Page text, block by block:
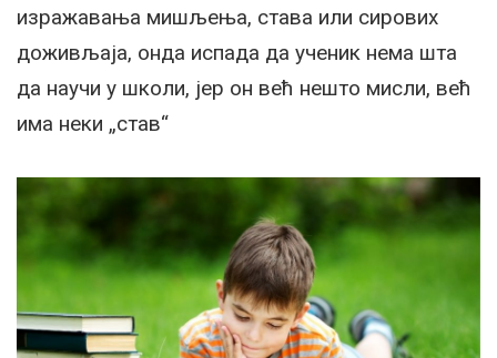
изражавања мишљења, става или сирових
доживљаја, онда испада да ученик нема шта
да научи у школи, јер он већ нешто мисли, већ
има неки „став“